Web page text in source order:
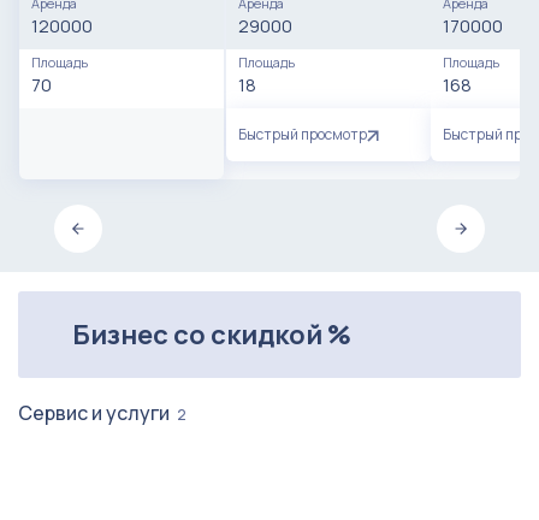
Огромную связку проводов, сетевых фильтров и кладовку
с различными неиспользованными стройматериалами и тд
Пылесос Gоrеnjе Сyсlоniс
120000
Площадь
70
29000
Площадь
18
Быстрый просмотр
170000
Площадь
168
Быстрый
Бизнес со скидкой %
Сервис и услуги 2